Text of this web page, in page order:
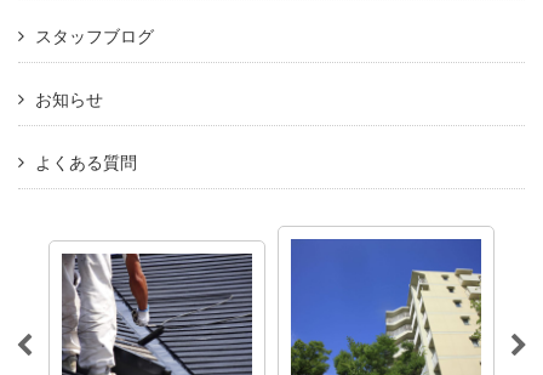
スタッフブログ
お知らせ
よくある質問